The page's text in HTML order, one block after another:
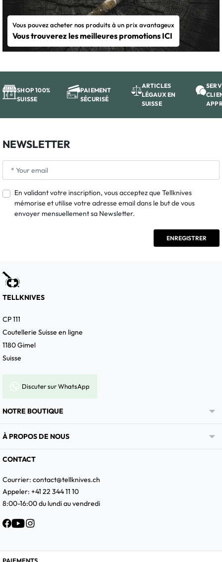
Vous pouvez acheter nos produits à un prix avantageux
Vous trouverez les meilleures promotions ICI
SHOP 100%
SUISSE
PAIEMENT
SÉCURISÉ
ARTICLES
LÉGAUX EN
SUISSE
NEWSLETTER
En validant votre inscription, vous acceptez que Tellknives
mémorise et utilise votre adresse email dans le but de vous
envoyer mensuellement sa Newsletter.
TELLKNIVES
CP 111
Coutellerie Suisse en ligne
1180 Gimel
Suisse
Discuter sur WhatsApp
NOTRE BOUTIQUE 
À PROPOS DE NOUS 
CONTACT
Courrier: contact@tellknives.ch
Appeler: +41 22 344 11 10
8:00-16:00 du lundi au vendredi